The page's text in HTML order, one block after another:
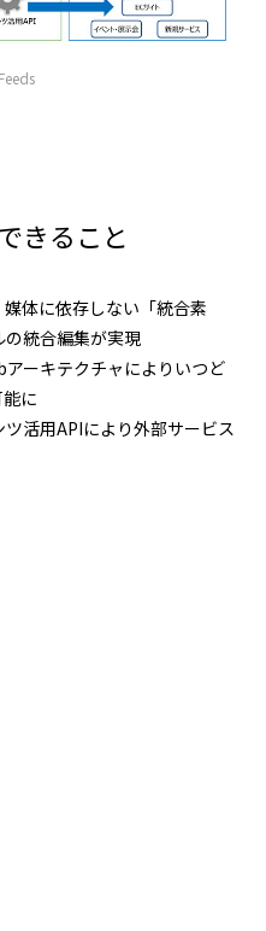
きること
媒体に依存しない「統合素
統合編集が実現
アーキテクチャによりいつど
に
ツ活用APIにより外部サービス